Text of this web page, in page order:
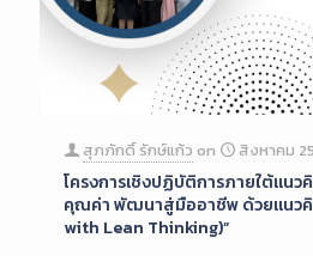
สุภภักดิ์ รักษ์แก้ว on สิงหาคม
โครงการเชิงปฏิบัติการภายใต้แน
คุณค่า พัฒนาสู่มืออาชีพ ด้วยแนว
with Lean Thinking)”